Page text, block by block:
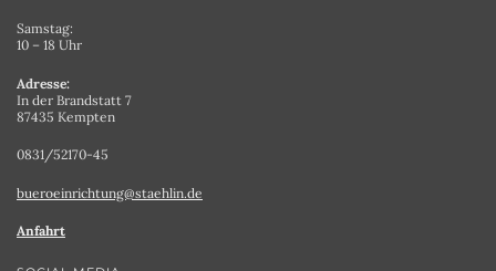
Samstag:
10 – 18 Uhr
Adresse:
In der Brandstatt 7
87435 Kempten
0831/52170-45
bueroeinrichtung@staehlin.de
Anfahrt